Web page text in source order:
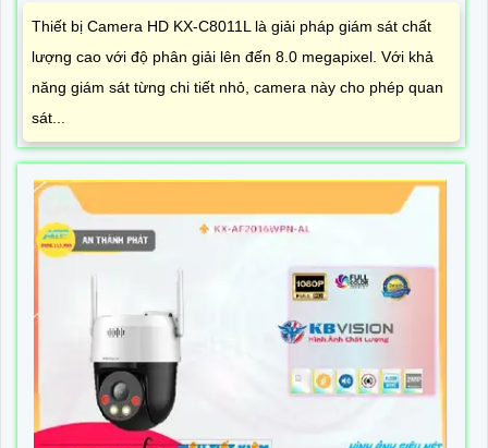
Thiết bị Camera HD KX-C8011L là giải pháp giám sát chất
lượng cao với độ phân giải lên đến 8.0 megapixel. Với khả
năng giám sát từng chi tiết nhỏ, camera này cho phép quan
sát...